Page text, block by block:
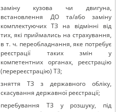
заміну кузова чи двигуна,
встановлення ДО та/або заміну
комплектуючих ТЗ на відмінні від
тих, які приймались на страхування,
в т. ч. переобладнання, яке потребує
реєстрації таких змін у
компетентних органах, реєстрацію
(перереєстрацію) ТЗ;
зняття ТЗ з державного обліку,
скасування державної реєстрації;
перебування ТЗ у розшуку, під